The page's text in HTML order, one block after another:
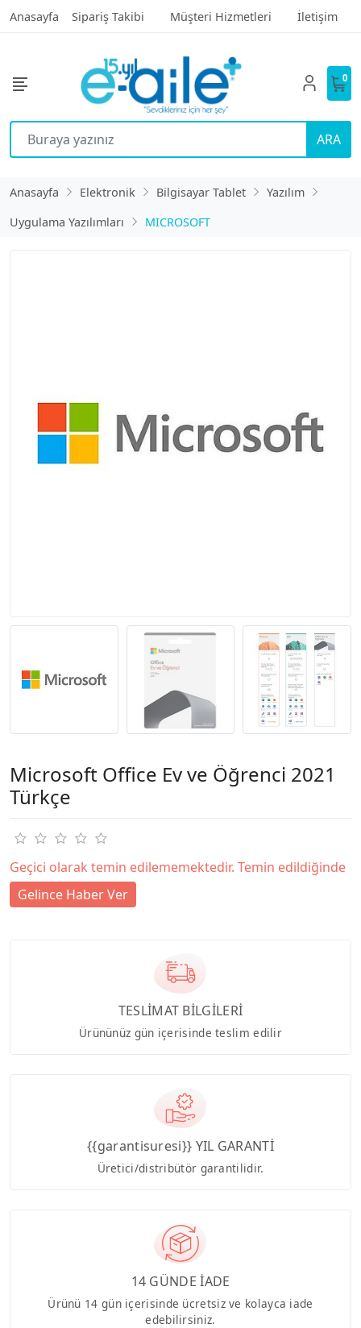
Anasayfa Sipariş Takibi Müşteri Hizmetleri İletişim
ARA
0
Anasayfa Elektronik Bilgisayar Tablet
Yazılım
Uygulama Yazılımları
MICROSOFT
Microsoft Office Ev ve Öğrenci 2021
Türkçe
Geçici olarak temin edilememektedir. Temin edildiğinde
Gelince Haber Ver
TESLİMAT BİLGİLERİ
Ürününüz gün içerisinde teslim edilir
{{garantisuresi}} YIL GARANTİ
Üretici/distribütör garantilidir.
14 GÜNDE İADE
Ürünü 14 gün içerisinde ücretsiz ve kolayca iade
edebilirsiniz.